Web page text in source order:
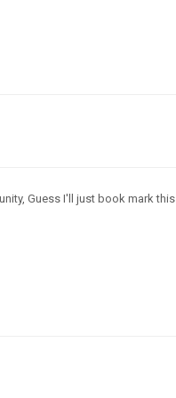
Guess I'll just book mark this